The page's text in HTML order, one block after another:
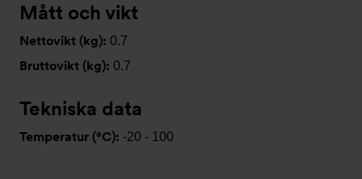
Mått och vikt
Nettovikt (kg): 0.7
Bruttovikt (kg): 0.7
Tekniska data
Temperatur (°C): -20 - 100